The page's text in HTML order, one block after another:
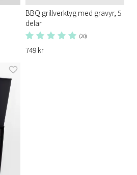
BBQ grillverktyg med gravyr, 5
delar
(20)
749 kr